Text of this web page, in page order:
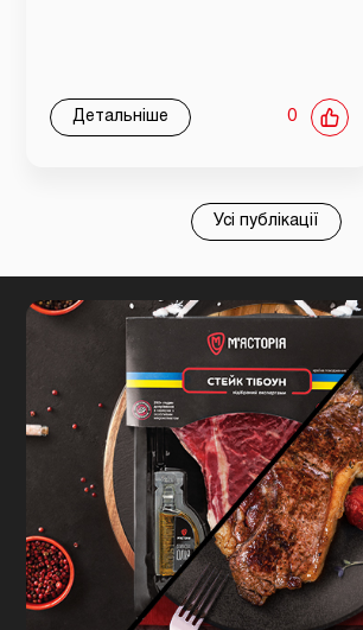
Детальніше 0
Усі публікації